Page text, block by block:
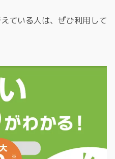
ている人は、ぜひ利用して